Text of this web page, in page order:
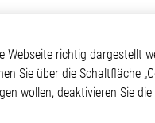
Weitere Links
Webseite richtig dargestellt
Sie über die Schaltfläche
wollen, deaktivieren Sie